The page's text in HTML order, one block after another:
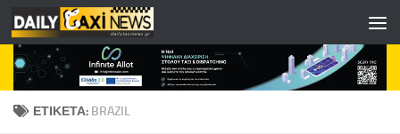
Skip to content
ΕΤΙΚΈΤΑ: BRAZIL